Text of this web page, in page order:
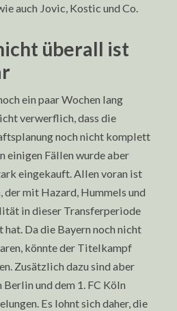
auch Jovic, Kostic und Co.
überall ist
ein paar Wochen lang
verwerflich, dass die
noch nicht komplett
einigen Fällen wurde aber
eingekauft. Allen voran ist
der mit Hazard, Hummels und
in dieser Transferperiode
Da die Bayern noch nicht
könnte der Titelkampf
Zusätzlich dazu sind aber
Berlin und dem 1. FC Köln
Es lohnt sich daher, die